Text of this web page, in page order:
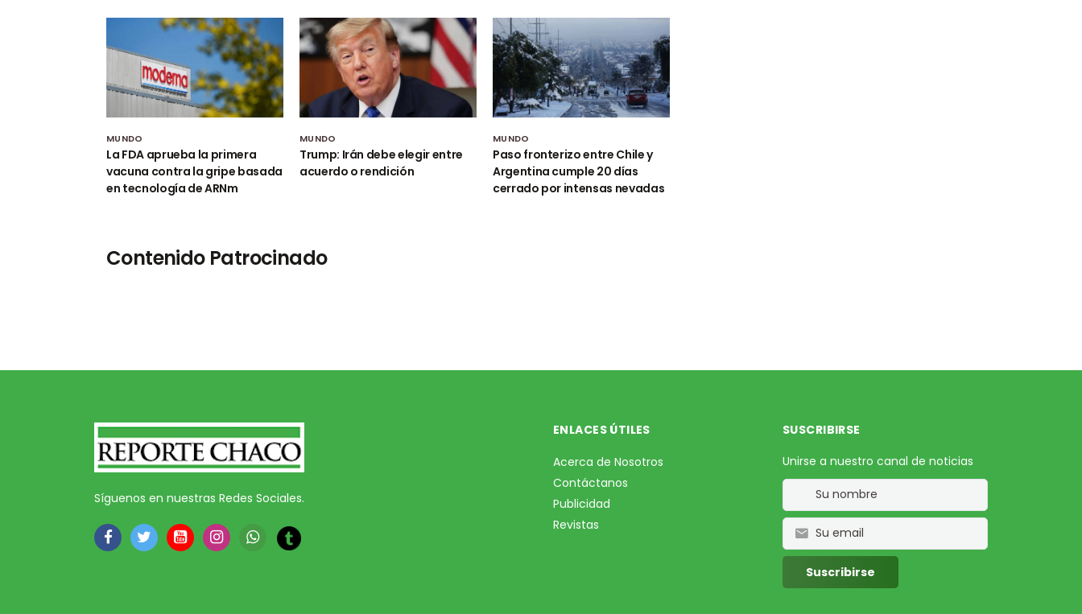
MUNDO
La FDA aprueba la primera
vacuna contra la gripe basada
en tecnología de ARNm
MUNDO
Trump: Irán debe elegir entre
acuerdo o rendición
MUNDO
Paso fronterizo entre Chile y
Argentina cumple 20 días
cerrado por intensas nevadas
Contenido Patrocinado
Síguenos en nuestras Redes Sociales.
ENLACES ÚTILES
Acerca de Nosotros
Contáctanos
Publicidad
Revistas
SUSCRIBIRSE
Unirse a nuestro canal de noticias